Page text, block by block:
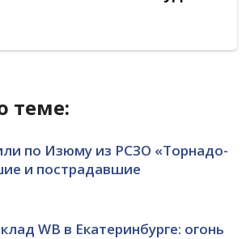
теме:
по Изюму из РСЗО «Торнадо-
и пострадавшие
WB в Екатеринбурге: огонь